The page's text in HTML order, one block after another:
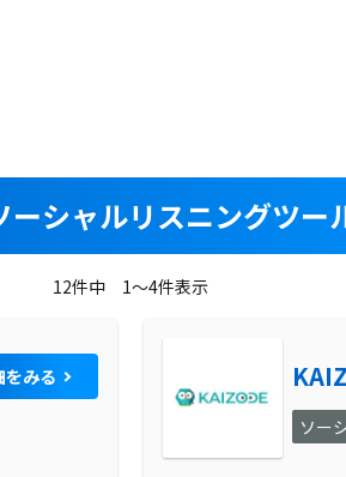
ーシャルリスニングツ
12件中 1～4件表示
をみる
ソー